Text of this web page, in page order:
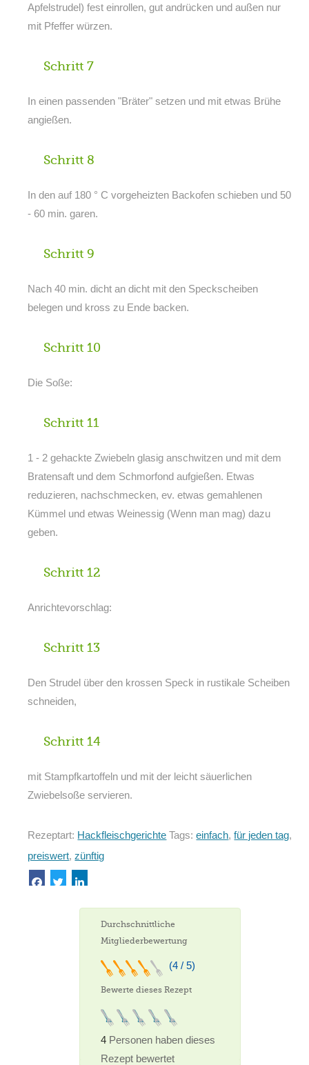
Apfelstrudel) fest einrollen, gut andrücken und außen nur
mit Pfeffer würzen.
Schritt 7
In einen passenden "Bräter" setzen und mit etwas Brühe
angießen.
Schritt 8
In den auf 180 ° C vorgeheizten Backofen schieben und 50
- 60 min. garen.
Schritt 9
Nach 40 min. dicht an dicht mit den Speckscheiben
belegen und kross zu Ende backen.
Schritt 10
Die Soße:
Schritt 11
1 - 2 gehackte Zwiebeln glasig anschwitzen und mit dem
Bratensaft und dem Schmorfond aufgießen. Etwas
reduzieren, nachschmecken, ev. etwas gemahlenen
Kümmel und etwas Weinessig (Wenn man mag) dazu
geben.
Schritt 12
Anrichtevorschlag:
Schritt 13
Den Strudel über den krossen Speck in rustikale Scheiben
schneiden,
Schritt 14
mit Stampfkartoffeln und mit der leicht säuerlichen
Zwiebelsoße servieren.
Rezeptart: Hackfleischgerichte Tags:einfach,für jeden tag,
preiswert,zünftig
Durchschnittliche
Mitgliederbewertung
(4 / 5)
Bewerte dieses Rezept
4 Personen haben dieses
Rezept bewertet